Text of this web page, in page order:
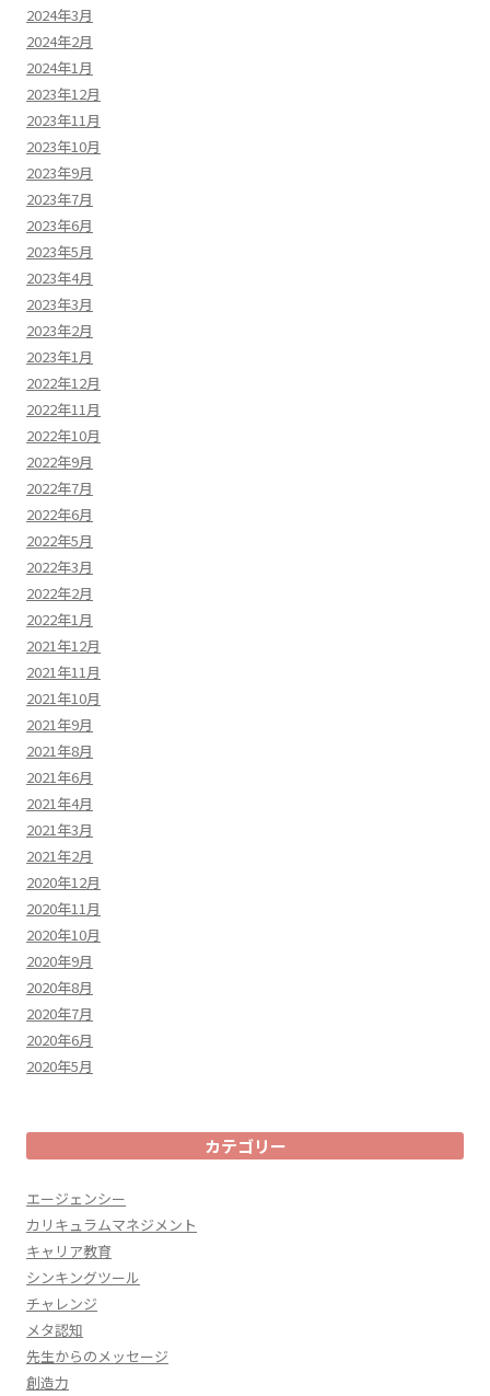
2024年3月
2024年2月
2024年1月
2023年12月
2023年11月
2023年10月
2023年9月
2023年7月
2023年6月
2023年5月
2023年4月
2023年3月
2023年2月
2023年1月
2022年12月
2022年11月
2022年10月
2022年9月
2022年7月
2022年6月
2022年5月
2022年3月
2022年2月
2022年1月
2021年12月
2021年11月
2021年10月
2021年9月
2021年8月
2021年6月
2021年4月
2021年3月
2021年2月
2020年12月
2020年11月
2020年10月
2020年9月
2020年8月
2020年7月
2020年6月
2020年5月
カテゴリー
エージェンシー
カリキュラムマネジメント
キャリア教育
シンキングツール
チャレンジ
メタ認知
先生からのメッセージ
創造力